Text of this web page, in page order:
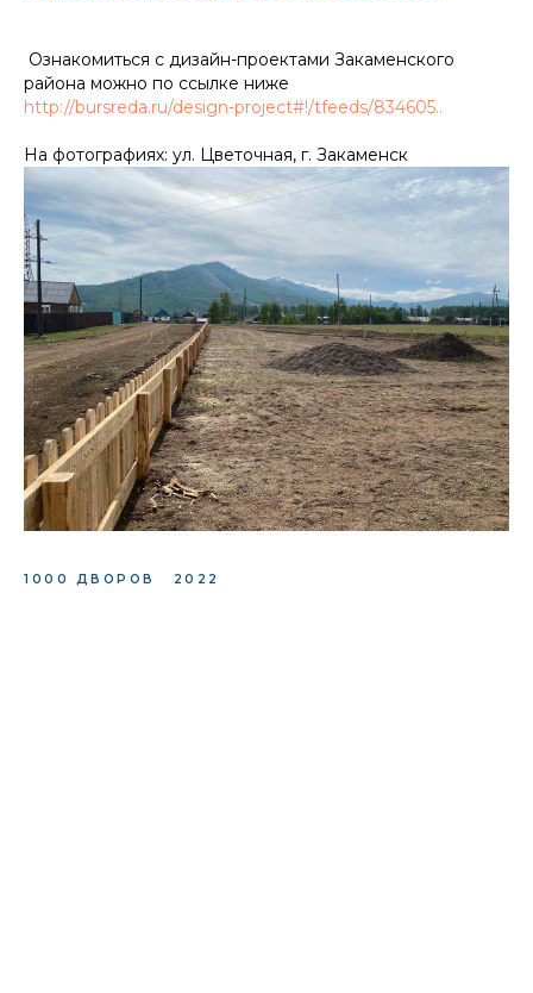
Ознакомиться с дизайн-проектами Закаменского
района можно по ссылке ниже
http://bursreda.ru/design-project#!/tfeeds/834605..
На фотографиях: ул. Цветочная, г. Закаменск
1000 ДВОРОВ 2022